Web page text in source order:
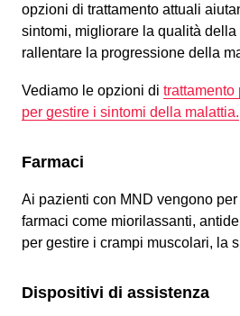
opzioni di trattamento attuali
sintomi, migliorare la qualità della
rallentare la progressione della
Vediamo le opzioni di trattamento
per gestire i sintomi della malattia.
Farmaci
Ai pazienti con MND vengono
farmaci come miorilassanti,
per gestire i crampi muscolari, la
Dispositivi di assistenza